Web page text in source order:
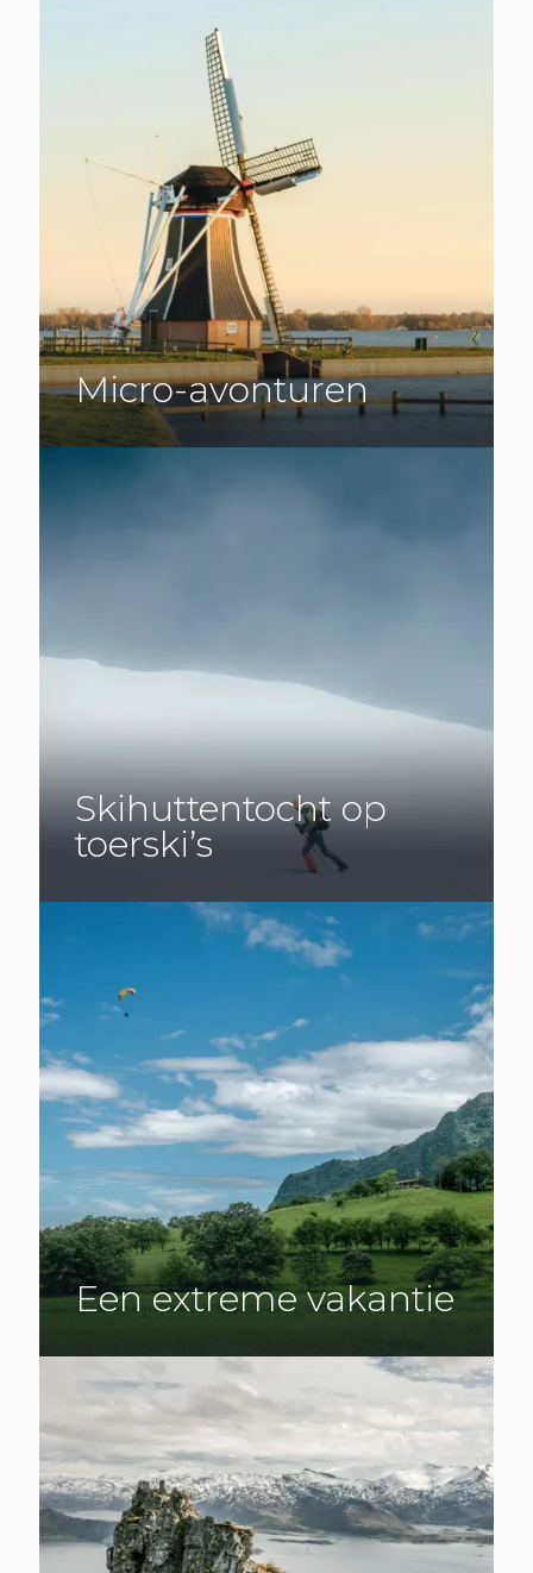
Micro-avonturen
Skihuttentocht op
toerski’s
Een extreme vakantie